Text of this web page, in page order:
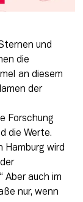
und
die
an diesem
der
Forschung
die Werte.
Hamburg wird
Aber auch im
nur, wenn